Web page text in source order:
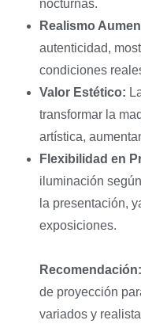
nocturnas.
Realismo
autenticidad,
condiciones
Valor Estético:
transformar la
artística,
Flexibilidad en
iluminación
la presentación,
exposiciones.
Recomendación:
de proyección
variados y